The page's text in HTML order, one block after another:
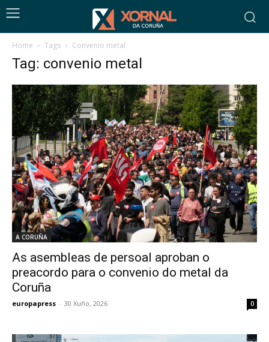
Home Tags Convenio metal
Tag: convenio metal
A CORUÑA
As asembleas de persoal aproban o
preacordo para o convenio do metal da
Coruña
europapress - 30 Xuño, 2026 0